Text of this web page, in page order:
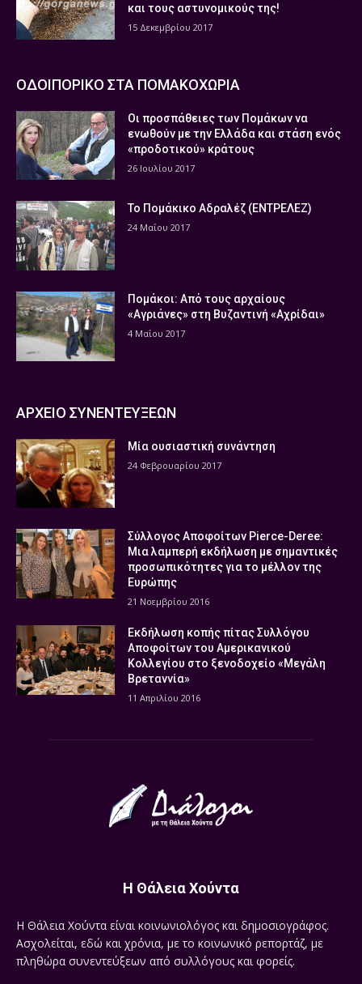
και τους αστυνομικούς της!
15 Δεκεμβρίου 2017
ΟΔΟΙΠΟΡΙΚΟ ΣΤΑ ΠΟΜΑΚΟΧΩΡΙΑ
Οι προσπάθειες των Πομάκων να
ενωθούν με την Ελλάδα και στάση ενός
«προδοτικού» κράτους
26 Ιουλίου 2017
Το Πομάκικο Αδραλέζ (ΕΝΤΡΕΛΕΖ)
24 Μαΐου 2017
Πομάκοι: Από τους αρχαίους
«Αγριάνες» στη Βυζαντινή «Αχρίδαι»
4 Μαΐου 2017
ΑΡΧΕΙΟ ΣΥΝΕΝΤΕΥΞΕΩΝ
Μία ουσιαστική συνάντηση
24 Φεβρουαρίου 2017
Σύλλογος Αποφοίτων Pierce-Deree:
Μια λαμπερή εκδήλωση με σημαντικές
προσωπικότητες για το μέλλον της
Ευρώπης
21 Νοεμβρίου 2016
Εκδήλωση κοπής πίτας Συλλόγου
Αποφοίτων του Αμερικανικού
Κολλεγίου στο ξενοδοχείο «Μεγάλη
Βρεταννία»
11 Απριλίου 2016
Η Θάλεια Χούντα
Η Θάλεια Χούντα είναι κοινωνιολόγος και δημοσιογράφος.
Ασχολείται, εδώ και χρόνια, με το κοινωνικό ρεπορτάζ, με
πληθώρα συνεντεύξεων από συλλόγους και φορείς.